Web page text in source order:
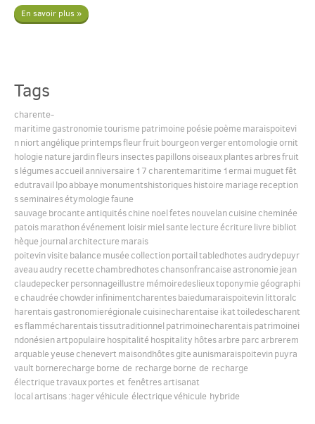
Plus
Español
En savoir plus »
Tags
charente-
maritime gastronomietourisme patrimoine poésie poème maraispoitevi
nniort angélique printempsfleurfruit bourgeonvergerentomologie ornit
hologie nature jardinfleursinsectespapillonsoiseauxplantesarbresfruit
slégumesaccueil anniversaire 17 charentemaritime 1ermai muguetfêt
edutravail lpoabbaye monumentshistoriqueshistoire mariage reception
sseminairesétymologiefaune
sauvage brocante antiquitéschine noelfetesnouvelancuisine cheminée
patoismarathonévénement loisirmiel sante lecture écriture livre bibliot
hèque journal architecture marais
poitevinvisite balance musée collectionportailtabledhotesaudrydepuyr
aveauaudry recette chambredhoteschansonfrancaise astronomie jean
claudepeckerpersonnageillustre mémoiredeslieuxtoponymie géographi
e chaudrée chowderinfinimentcharentesbaiedumaraispoitevinlittoralc
harentaisgastronomierégionale cuisinecharentaise ikattoiledescharent
esflammécharentaistissutraditionnel patrimoinecharentaispatrimoinei
ndonésienartpopulaire hospitalité hospitality hôtesarbre parc arbrerem
arquableyeuse chenevert maisondhôtesgite aunismaraispoitevinpuyra
vault bornerecharge borne de recharge borne de recharge
électriquetravauxportes et fenêtresartisanat
local artisans:hagervéhicule électriquevéhicule hybride